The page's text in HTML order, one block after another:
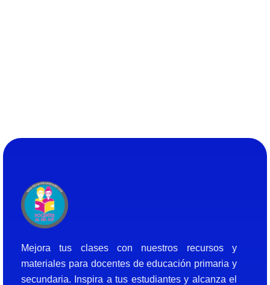
Docentes al Dia DJF
Mejora tus clases con nuestros recursos y
materiales para docentes de educación primaria y
secundaria. Inspira a tus estudiantes y alcanza el